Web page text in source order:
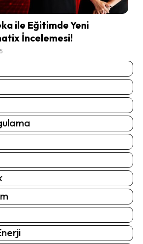
ile Eğitimde Yeni
İncelemesi!